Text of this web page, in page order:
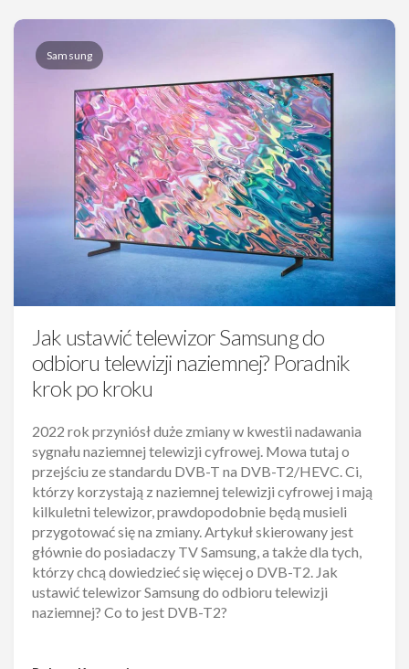
Samsung
Jak ustawić telewizor Samsung do
odbioru telewizji naziemnej? Poradnik
krok po kroku
2022 rok przyniósł duże zmiany w kwestii nadawania
sygnału naziemnej telewizji cyfrowej. Mowa tutaj o
przejściu ze standardu DVB-T na DVB-T2/HEVC. Ci,
którzy korzystają z naziemnej telewizji cyfrowej i mają
kilkuletni telewizor, prawdopodobnie będą musieli
przygotować się na zmiany. Artykuł skierowany jest
głównie do posiadaczy TV Samsung, a także dla tych,
którzy chcą dowiedzieć się więcej o DVB-T2. Jak
ustawić telewizor Samsung do odbioru telewizji
naziemnej? Co to jest DVB-T2?